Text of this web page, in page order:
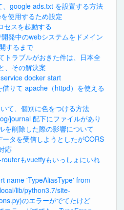
google ads.txt を設置する方法
使用するため設定
セスを起動する
発中のwebシステムをドメイン
するまで
トラブルがおきた件は、日本全
、その解決案
docker start
りて apache（httpd）を使える
て、個別に色をつける方法
journal 配下にファイルがあり
を削除した際の影響について
タを受信しようとしたがCORS
応
もvuetfyもいっしょにいれ
name 'TypeAliasType' from
lib/python3.7/site-
のエラーがでてたけど